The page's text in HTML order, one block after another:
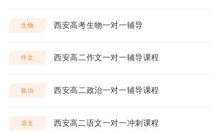
生物 西安高考生物一对一辅导
作文 西安高二作文一对一辅导课程
政治 西安高二政治一对一辅导课程
语文 西安高二语文一对一冲刺课程